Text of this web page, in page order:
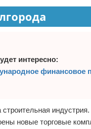
интересно:
финансовое
новые торговые